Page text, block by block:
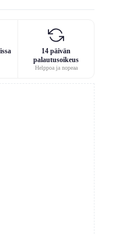
14 päivän
palautusoikeus
Helppoa ja nopeaa